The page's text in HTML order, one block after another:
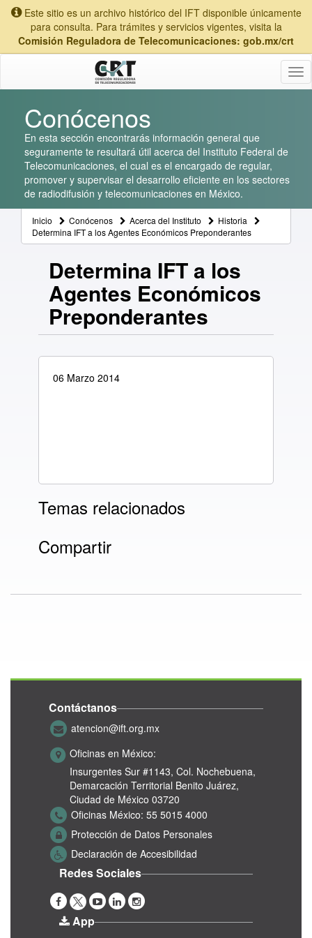
Este sitio es un archivo histórico del IFT disponible únicamente
para consulta. Para trámites y servicios vigentes, visita la
Comisión Reguladora de Telecomunicaciones: gob.mx/crt
Conócenos
En esta sección encontrarás información general que
seguramente te resultará útil acerca del Instituto Federal de
Telecomunicaciones, el cual es el encargado de regular,
promover y supervisar el desarrollo eficiente en los sectores
de radiodifusión y telecomunicaciones en México.
Inicio Conócenos Acerca del Instituto
Historia
Determina IFT a los Agentes Económicos Preponderantes
Determina IFT a los
Agentes Económicos
Preponderantes
06 Marzo 2014
Temas relacionados
Compartir
Contáctanos
atencion@ift.org.mx
Oficinas en México:
Insurgentes Sur #1143, Col. Nochebuena,
Demarcación Territorial Benito Juárez,
Ciudad de México 03720
Oficinas México: 55 5015 4000
Protección de Datos Personales
Declaración de Accesibilidad
Redes Sociales
App